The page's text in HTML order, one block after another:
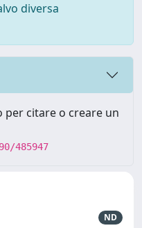
diversa
citare o creare un
485947
ND